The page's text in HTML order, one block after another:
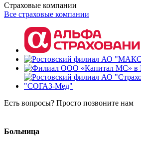
Страховые компании
Все страховые компании
Есть вопросы? Просто позвоните нам
Больница